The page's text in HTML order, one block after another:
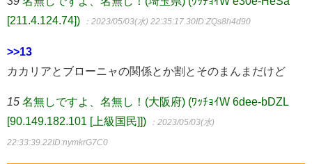
[211.4.124.74])
：2023/05/03(水) 22:35:17.30ID:ZQs8h4d90
>>13
カカリアとブローニャの関係とか割とそのまんまだけど
15 名無しですよ、名無し！(大阪府) (ﾜｯﾁｮｲW 6dee-bDZL
[90.149.182.101 [上級国民]])
：2023/05/03(水)
22:33:39.22ID:nymkrG7C0